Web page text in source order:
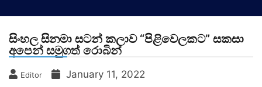
සිංහල සිනමා සටන් කලාව “පිළිවෙලකට” සකසා
අපෙන් සමුගත් රොබින්
Editor January 11, 2022